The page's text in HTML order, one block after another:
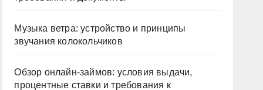
Музыка ветра: устройство и принципы
звучания колокольчиков
Обзор онлайн-займов: условия выдачи,
процентные ставки и требования к